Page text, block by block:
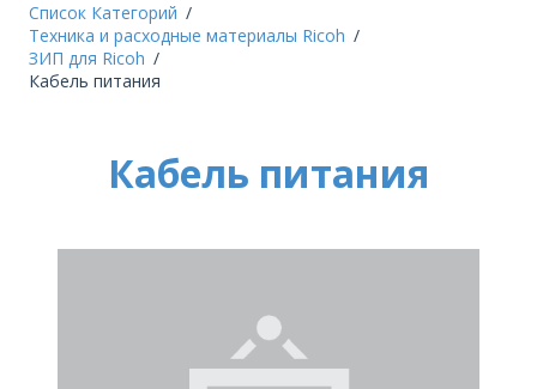
Список Категорий
Техника и расходные материалы Ricoh
ЗИП для Ricoh
Кабель питания
Кабель питания